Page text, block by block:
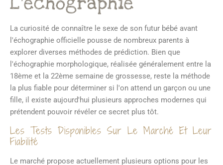
La curiosité de connaître le sexe de son futur bébé avant
l'échographie officielle pousse de nombreux parents à
explorer diverses méthodes de prédiction. Bien que
l'échographie morphologique, réalisée généralement entre la
18ème et la 22ème semaine de grossesse, reste la méthode
la plus fiable pour déterminer si l'on attend un garçon ou une
fille, il existe aujourd'hui plusieurs approches modernes qui
prétendent pouvoir révéler ce secret plus tôt.
Les Tests Disponibles Sur Le Marché Et Leur
Fiabilité
Le marché propose actuellement plusieurs options pour les